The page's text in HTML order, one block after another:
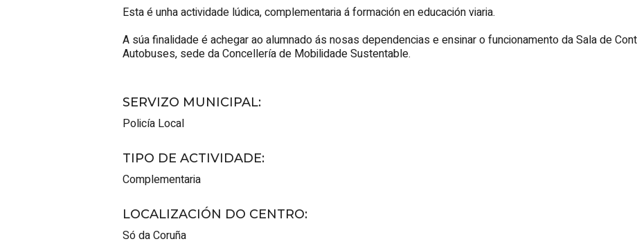
Esta é unha actividade lúdica, complementaria á formación en educación viaria.
A súa finalidade é achegar ao alumnado ás nosas dependencias e ensinar o funcionamento da Sala de
Autobuses, sede da Concellería de Mobilidade Sustentable.
SERVIZO MUNICIPAL:
Policía Local
TIPO DE ACTIVIDADE:
Complementaria
LOCALIZACIÓN DO CENTRO:
Só da Coruña